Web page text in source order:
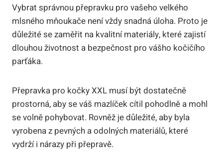
Vybrat správnou přepravku pro vašeho velkého
mlsného mňoukače není vždy snadná úloha. Proto je
důležité se zaměřit na kvalitní materiály, které zajistí
dlouhou životnost a bezpečnost pro vášho kočičího
parťáka.
Přepravka pro kočky XXL musí být dostatečně
prostorná, aby se váš mazlíček cítil pohodlně a mohl
se volně pohybovat. Rovněž je důležité, aby byla
vyrobena z pevných a odolných materiálů, které
vydrží i nárazy při přepravě.